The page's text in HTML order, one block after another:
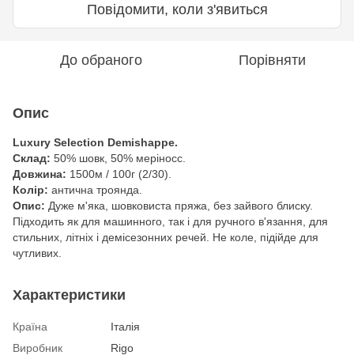
Повідомити, коли з'явиться
До обраного Порівняти
Опис
Luxury Selection Demishappe.
Склад: 50% шовк, 50% меріносс.
Довжина: 1500м / 100г (2/30).
Колір: антична троянда.
Опис: Дуже м'яка, шовковиста пряжа, без зайвого блиску.
Підходить як для машинного, так і для ручного в'язання, для
стильних, літніх і демісезонних речей. Не коле, підійде для
чутливих.
Характеристики
Країна
Італія
Виробник
Rigo